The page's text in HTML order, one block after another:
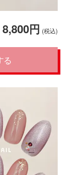
8,800円 (税込)
る